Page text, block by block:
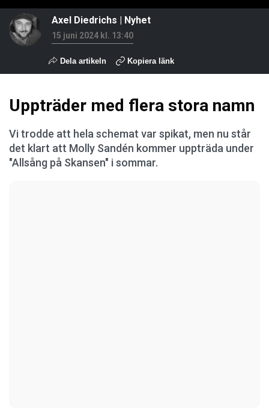
Axel Diedrichs | Nyhet
15 juni 2024 kl. 13:40
Dela artikeln Kopiera länk
Uppträder med flera stora namn
Vi trodde att hela schemat var spikat, men nu står
det klart att Molly Sandén kommer uppträda under
"Allsång på Skansen" i sommar.